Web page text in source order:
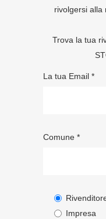
rivolgersi alla
Trova la tua
La tua Email *
Comune *
Impresa